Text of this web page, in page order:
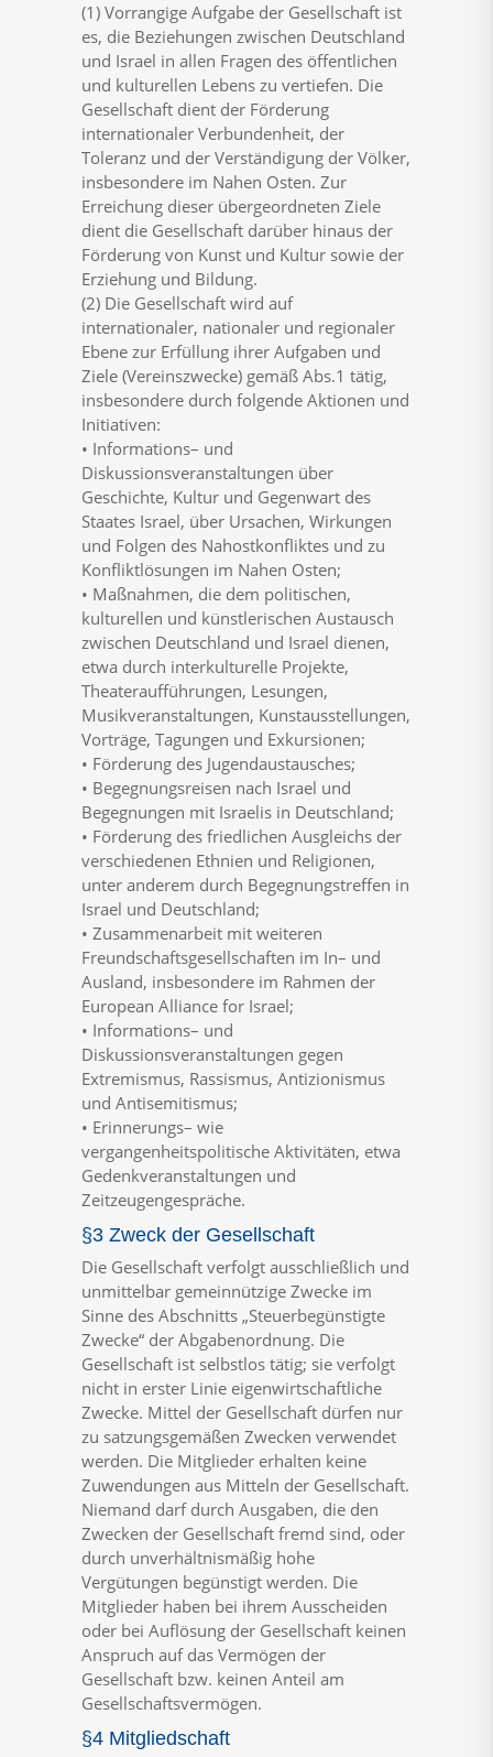
(1) Vorrangige Aufgabe der Gesellschaft ist
es, die Beziehungen zwischen Deutschland
und Israel in allen Fragen des öffentlichen
und kulturellen Lebens zu vertiefen. Die
Gesellschaft dient der Förderung
internationaler Verbundenheit, der
Toleranz und der Verständigung der Völker,
insbesondere im Nahen Osten. Zur
Erreichung dieser übergeordneten Ziele
dient die Gesellschaft darüber hinaus der
Förderung von Kunst und Kultur sowie der
Erziehung und Bildung.
(2) Die Gesellschaft wird auf
internationaler, nationaler und regionaler
Ebene zur Erfüllung ihrer Aufgaben und
Ziele (Vereinszwecke) gemäß Abs.1 tätig,
insbesondere durch folgende Aktionen und
Initiativen:
• Informations– und
Diskussionsveranstaltungen über
Geschichte, Kultur und Gegenwart des
Staates Israel, über Ursachen, Wirkungen
und Folgen des Nahostkonfliktes und zu
Konfliktlösungen im Nahen Osten;
• Maßnahmen, die dem politischen,
kulturellen und künstlerischen Austausch
zwischen Deutschland und Israel dienen,
etwa durch interkulturelle Projekte,
Theateraufführungen, Lesungen,
Musikveranstaltungen, Kunstausstellungen,
Vorträge, Tagungen und Exkursionen;
• Förderung des Jugendaustausches;
• Begegnungsreisen nach Israel und
Begegnungen mit Israelis in Deutschland;
• Förderung des friedlichen Ausgleichs der
verschiedenen Ethnien und Religionen,
unter anderem durch Begegnungstreffen in
Israel und Deutschland;
• Zusammenarbeit mit weiteren
Freundschaftsgesellschaften im In– und
Ausland, insbesondere im Rahmen der
European Alliance for Israel;
• Informations– und
Diskussionsveranstaltungen gegen
Extremismus, Rassismus, Antizionismus
und Antisemitismus;
• Erinnerungs– wie
vergangenheitspolitische Aktivitäten, etwa
Gedenkveranstaltungen und
Zeitzeugengespräche.
§3 Zweck der Gesellschaft
Die Gesellschaft verfolgt ausschließlich und
unmittelbar gemeinnützige Zwecke im
Sinne des Abschnitts „Steuerbegünstigte
Zwecke“ der Abgabenordnung. Die
Gesellschaft ist selbstlos tätig; sie verfolgt
nicht in erster Linie eigenwirtschaftliche
Zwecke. Mittel der Gesellschaft dürfen nur
zu satzungsgemäßen Zwecken verwendet
werden. Die Mitglieder erhalten keine
Zuwendungen aus Mitteln der Gesellschaft.
Niemand darf durch Ausgaben, die den
Zwecken der Gesellschaft fremd sind, oder
durch unverhältnismäßig hohe
Vergütungen begünstigt werden. Die
Mitglieder haben bei ihrem Ausscheiden
oder bei Auflösung der Gesellschaft keinen
Anspruch auf das Vermögen der
Gesellschaft bzw. keinen Anteil am
Gesellschaftsvermögen.
§4 Mitgliedschaft